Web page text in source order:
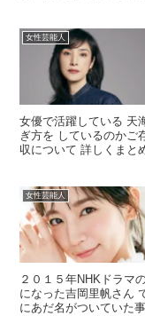
女性芸能人
女優で活躍している 天
ぎ方を しているのかご
収について 詳しくまと
女性芸能人
２０１５年NHKドラマ
になった吉岡里帆さん
にあだ名がついていた